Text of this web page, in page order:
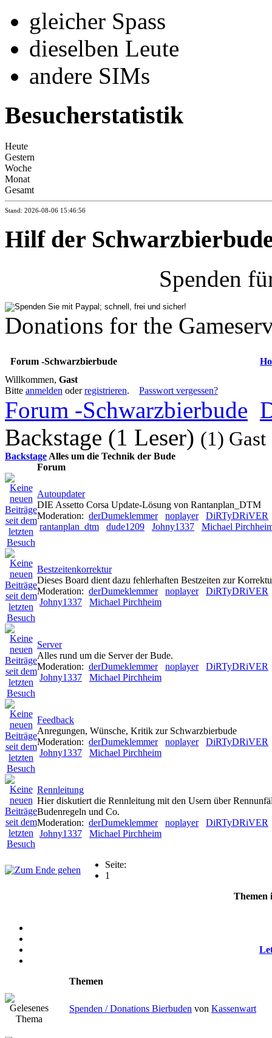
gleicher Spass
dieselben Leute
andere SIMs
Besucherstatistik
Heute
Gestern
Woche
Monat
Gesamt
Stand: 2026-08-06 15:46:56
Hilf der
Spenden
Donations for the
Forum -Schwarzbierbude
Willkommen, Gast
Bitte anmelden oderregistrieren. Passwort vergessen?
Forum -Schwarzbierbude
Backstage (1 Leser) (1) Gast
Backstage Alles um die Technik der Bude
Forum
Autoupdater
DIE Assetto Corsa Update-Lösung von Rantanplan_DTM
Moderation: derDumeklemmer noplayer
DiRTyDRiVER
rantanplan_dtm
dude1209 Johny1337 Michael
Bestzeitenkorrektur
Dieses Board dient dazu fehlerhaften Bestzeiten zur
Moderation: derDumeklemmer noplayer
DiRTyDRiVER
Johny1337
Michael Pirchheim
Server
Alles rund um die Server der Bude.
Moderation: derDumeklemmer noplayer
DiRTyDRiVER
Johny1337
Michael Pirchheim
Feedback
Anregungen, Wünsche, Kritik zur Schwarzbierbude
Moderation: derDumeklemmer noplayer
DiRTyDRiVER
Johny1337
Michael Pirchheim
Rennleitung
Hier diskutiert die Rennleitung mit den Usern über
Budenregeln und Co.
Moderation: derDumeklemmer noplayer
DiRTyDRiVER
Johny1337
Michael Pirchheim
Seite:
1
Themen
Themen
Spenden / Donations Bierbuden von Kassenwart